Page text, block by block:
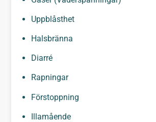
Uppblåsthet
Halsbränna
Diarré
Rapningar
Förstoppning
Illamående